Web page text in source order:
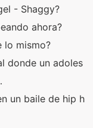
- Shaggy?
ahora?
lo mismo?
donde un adoles
un baile de hip h